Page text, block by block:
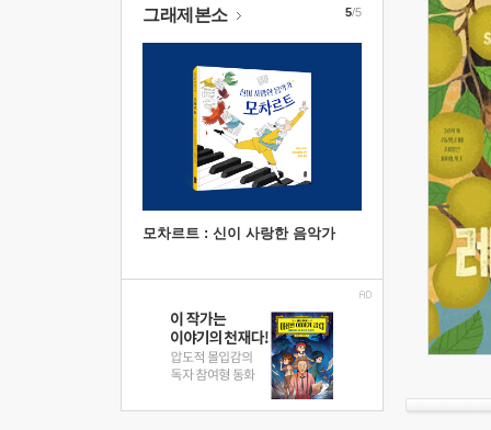
그래제본소
모차르트 : 신이 사랑한 음악가
5/5